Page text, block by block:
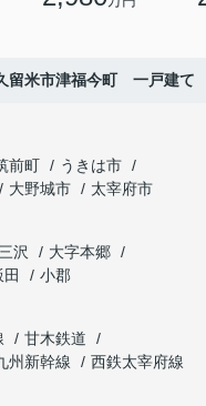
留米市津福今町 一戸建て
前町
うきは市
大野城市
太宰府市
三沢
大字本郷
小郡
甘木鉄道
州新幹線
西鉄太宰府線